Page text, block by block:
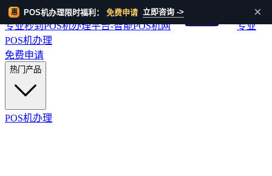
惠 POS机办理限时福利： 免费申请 立即咨询 -> ×
专业秒到POS机办理平台-智能POS机网
专业
POS机办理
免费申请
热门产品
POS机办理